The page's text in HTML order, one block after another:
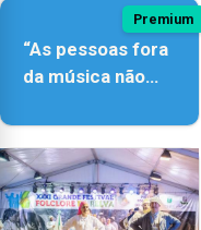
Premium
“As pessoas fora
da música não
quão difícil é
produzir uma
música”